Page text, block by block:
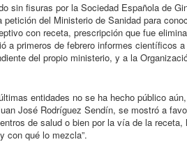
sin fisuras por la Sociedad Española de
petición del Ministerio de Sanidad para
con receta, prescripción que fue
a primeros de febrero informes científicos
del propio ministerio, y a la
entidades no se ha hecho público
José Rodríguez Sendín, se mostró a
de salud o bien por la vía de la receta,
con qué lo mezcla”.